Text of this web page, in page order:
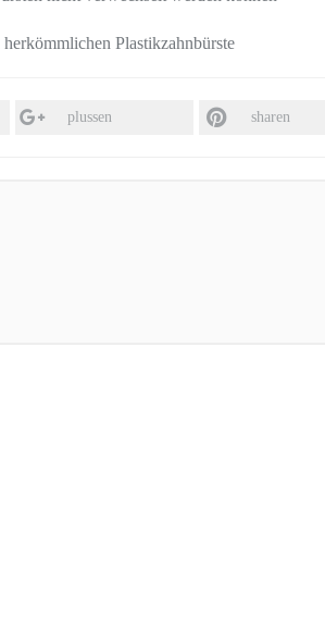
Plastikzahnbürste
plussen sharen